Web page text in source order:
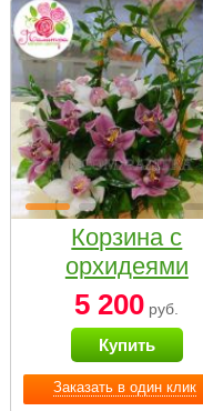
Заказать в один клик
Корзина с
орхидеями
малая
5 200 руб.
Купить